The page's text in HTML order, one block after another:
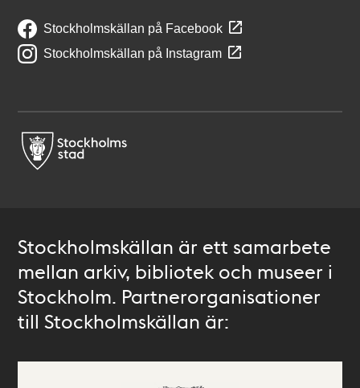
Stockholmskällan på Facebook
Stockholmskällan på Instagram
Stockholmskällan är ett samarbete
mellan arkiv, bibliotek och museer i
Stockholm. Partnerorganisationer
till Stockholmskällan är: